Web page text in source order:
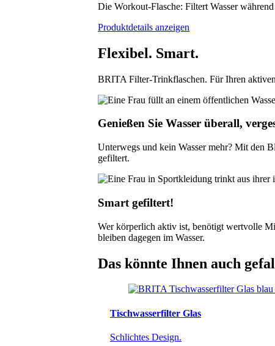
Die Workout-Flasche: Filtert Wasser
Produktdetails anzeigen
Flexibel. Smart.
BRITA Filter-Trinkflaschen. Für Ihren
Genießen Sie Wasser überall,
Unterwegs und kein Wasser mehr? Mit den
gefiltert.
Smart gefiltert!
Wer körperlich aktiv ist, benötigt wertvolle
bleiben dagegen im Wasser.
Das könnte Ihnen auch
Tischwasserfilter Glas
Schlichtes Design.